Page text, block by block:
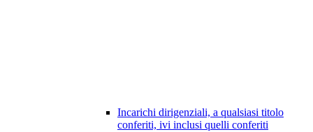
Incarichi dirigenziali, a qualsiasi titolo
conferiti, ivi inclusi quelli conferiti